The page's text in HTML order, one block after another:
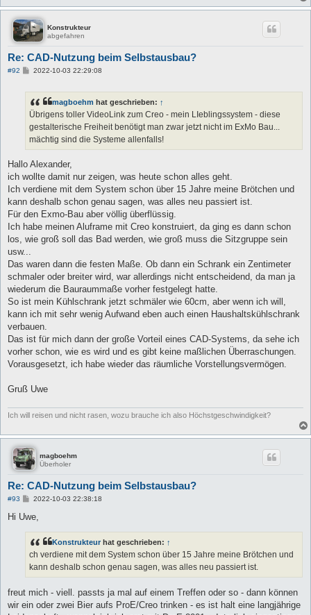
Konstrukteur
abgefahren
Re: CAD-Nutzung beim Selbstausbau?
#92
B
r
a
g
2022-10-03 22:29:08
magboehm hat geschrieben: ↑
Übrigens toller VideoLink zum Creo - mein LIeblingssystem - diese
gestalterische Freiheit benötigt man zwar jetzt nicht im ExMo Bau...
mächtig sind die Systeme allenfalls!
Hallo Alexander,
ich wollte damit nur zeigen, was heute schon alles geht.
Ich verdiene mit dem System schon über 15 Jahre meine Brötchen und
kann deshalb schon genau sagen, was alles neu passiert ist.
Für den Exmo-Bau aber völlig überflüssig.
Ich habe meinen Aluframe mit Creo konstruiert, da ging es dann schon
los, wie groß soll das Bad werden, wie groß muss die Sitzgruppe sein
usw...
Das waren dann die festen Maße. Ob dann ein Schrank ein Zentimeter
schmaler oder breiter wird, war allerdings nicht entscheidend, da man ja
wiederum die Bauraummaße vorher festgelegt hatte.
So ist mein Kühlschrank jetzt schmäler wie 60cm, aber wenn ich will,
kann ich mit sehr wenig Aufwand eben auch einen Haushaltskühlschrank
verbauen.
Das ist für mich dann der große Vorteil eines CAD-Systems, da sehe ich
vorher schon, wie es wird und es gibt keine maßlichen Überraschungen.
Vorausgesetzt, ich habe wieder das räumliche Vorstellungsvermögen.
Gruß Uwe
Ich will reisen und nicht rasen, wozu brauche ich also Höchstgeschwindigkeit?
magboehm
Überholer
Re: CAD-Nutzung beim Selbstausbau?
#93
B
i
r
a
g
2022-10-03 22:38:18
Hi Uwe,
Konstrukteur hat geschrieben: ↑
ch verdiene mit dem System schon über 15 Jahre meine Brötchen und
kann deshalb schon genau sagen, was alles neu passiert ist.
freut mich - viell. passts ja mal auf einem Treffen oder so - dann können
wir ein oder zwei Bier aufs ProE/Creo trinken - es ist halt eine langjährige